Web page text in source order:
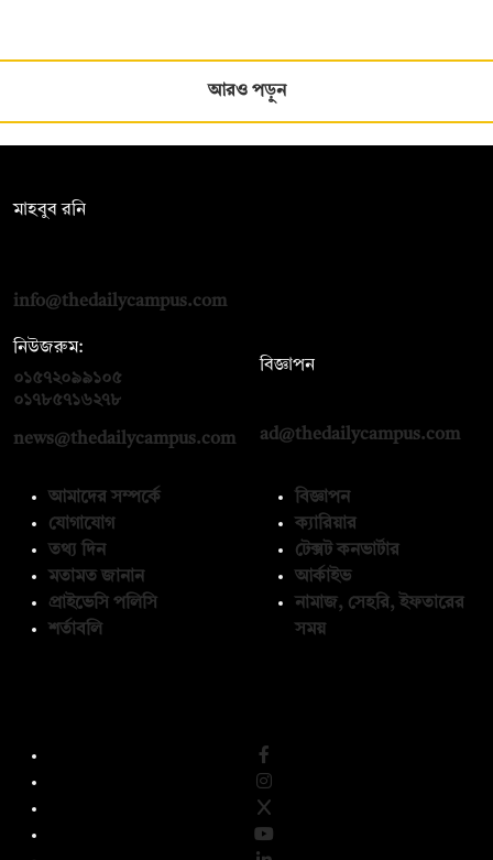
আরও পড়ুন
মাহবুব রনি
info@thedailycampus.com
নিউজরুম:
০১৫৭২০৯৯১০৫
০১৭৮৫৭১৬২৭৮
news@thedailycampus.com
বিজ্ঞাপন
ad@thedailycampus.com
আমাদের সম্পর্কে
যোগাযোগ
তথ্য দিন
মতামত জানান
প্রাইভেসি পলিসি
শর্তাবলি
বিজ্ঞাপন
ক্যারিয়ার
টেক্সট কনভার্টার
আর্কাইভ
নামাজ, সেহরি, ইফতারের
সময়